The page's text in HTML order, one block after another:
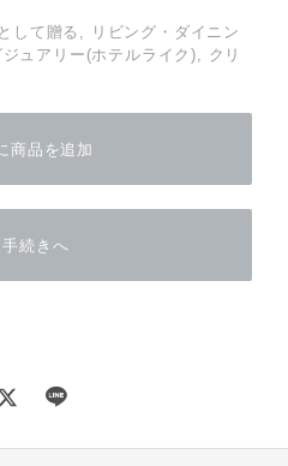
して贈る, リビング・ダイニン
ュアリー(ホテルライク), クリ
商品を追加
手続きへ